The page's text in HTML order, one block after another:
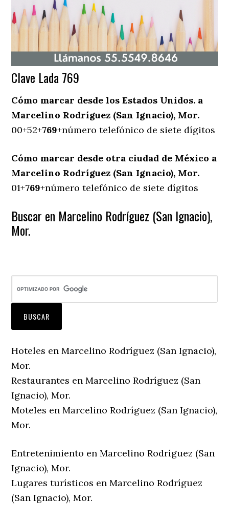
Clave Lada 769
Cómo marcar desde los Estados Unidos. a
Marcelino Rodríguez (San Ignacio), Mor.
00+52+769+número telefónico de siete dígitos
Cómo marcar desde otra ciudad de México a
Marcelino Rodríguez (San Ignacio), Mor.
01+769+número telefónico de siete dígitos
Buscar en Marcelino Rodríguez (San Ignacio),
Mor.
Hoteles en Marcelino Rodríguez (San Ignacio),
Mor.
Restaurantes en Marcelino Rodríguez (San
Ignacio), Mor.
Moteles en Marcelino Rodríguez (San Ignacio),
Mor.
Entretenimiento en Marcelino Rodríguez (San
Ignacio), Mor.
Lugares turísticos en Marcelino Rodríguez
(San Ignacio), Mor.